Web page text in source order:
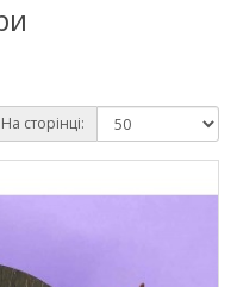
На сторінці: